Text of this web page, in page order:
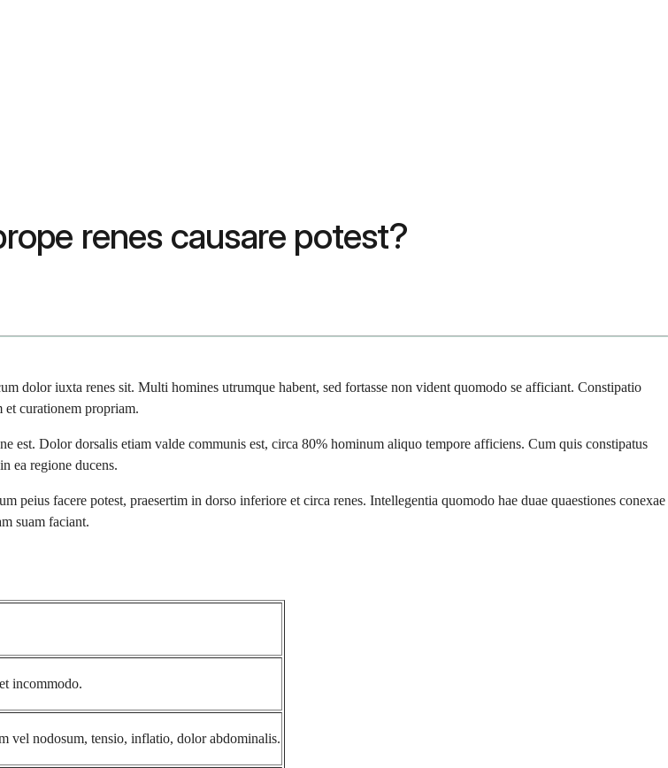
renes causare potest?
dolor iuxta renes sit. Multi homines utrumque habent, sed fortasse non vident quomodo se afficiant. Constipatio
et curationem propriam.
est. Dolor dorsalis etiam valde communis est, circa 80% hominum aliquo tempore afficiens. Cum quis constipatus
ea regione ducens.
peius facere potest, praesertim in dorso inferiore et circa renes. Intellegentia quomodo hae duae quaestiones conexae
suam faciant.
incommodo.
vel nodosum, tensio, inflatio, dolor abdominalis.